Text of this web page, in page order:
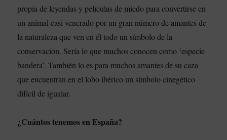
propia de leyendas y películas de miedo para convertirse en
un animal casi venerado por un gran número de amantes de
la naturaleza que ven en él todo un símbolo de la
conservación. Sería lo que muchos conocen como ‘especie
bandera’. También lo es para muchos amantes de su caza
que encuentran en el lobo ibérico un símbolo cinegético
difícil de igualar.
¿Cuántos tenemos en España?